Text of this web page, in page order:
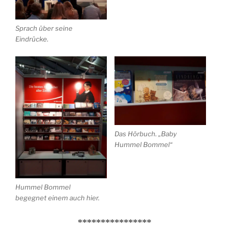
Sprach über seine
Eindrücke.
Hummel Bommel
begegnet einem auch hier.
Das Hörbuch. „Baby
Hummel Bommel“
****************